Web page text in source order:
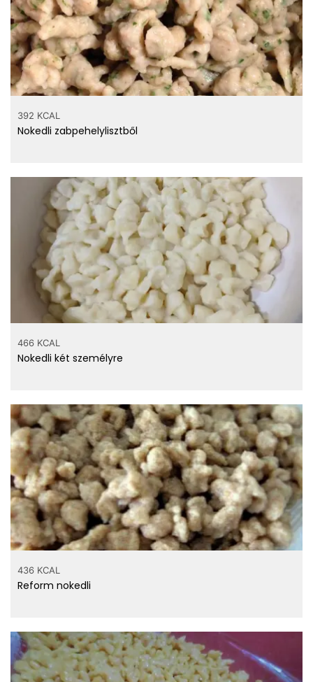
392 KCAL
Nokedli zabpehelylisztből
466 KCAL
Nokedli két személyre
436 KCAL
Reform nokedli